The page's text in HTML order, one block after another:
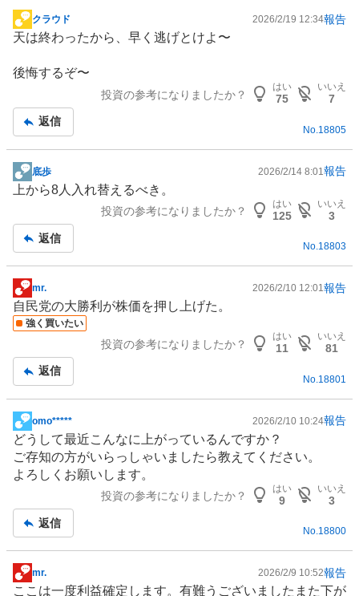
掲
示
記
クラウド 2026/2/19 12:34報告
天は終わったから、早く逃げとけよ〜
後悔するぞ〜
投資の参考になりましたか？
はい
75
いいえ
7
返信
No. 18805
掲
示
事
底歩 2026/2/14 8:01 報告
上から8人入れ替えるべき。
投資の参考になりましたか？
はい
125
いいえ
3
返信
No.18803
掲
示
板
mr. 2026/2/10 12:01報告
自民党の大勝利が株価を押し上げた。
強く買いたい
投資の参考になりましたか？
はい
11
いいえ
81
返信
No. 18801
掲
示
板
記
omo***** 2026/2/10 10:24報告
どうして最近こんなに上がっているんですか？
ご存知の方がいらっしゃいましたら教えてください。
よろしくお願いします。
投資の参考になりましたか？
はい
9
いいえ
3
返信
No.18800
掲
mr. 2026/2/9 10:52報告
ここは一度利益確定します。有難うございましたまた下が